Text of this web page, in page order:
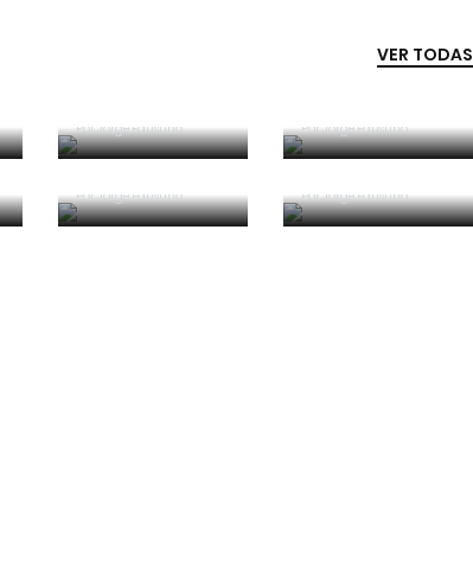
VER TODAS
PorJorge Faustino PorJorge Faustino
Critério e
PorJorge Faustino
Forma vs
PorJorge Faustino